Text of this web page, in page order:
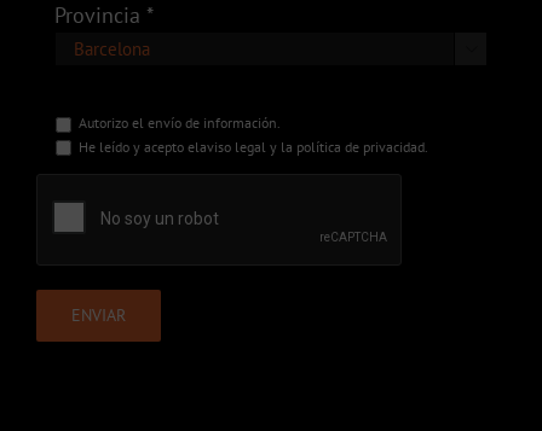
Provincia *
Autorizo el envío de información.
He leído y acepto elaviso legal y la política de privacidad